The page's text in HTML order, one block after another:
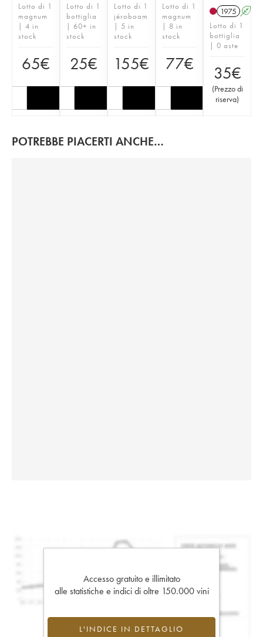
Lotto di 1
magnum
| 4 in
stock
65€
Lotto di 1
bottiglia
| 60+ in
stock
25€
Lotto di 1
jéroboam
| 5 in
stock
155€
Lotto di 1
magnum
| 8 in
stock
77€
1975 A
Lotto di 1
bottiglia
| 0 aste
35€
(Prezzo di
riserva)
POTREBBE PIACERTI ANCHE…
Accesso gratuito e illimitato
alle statistiche e indici di oltre 150.000 vini
L'INDICE IN DETTAGLIO